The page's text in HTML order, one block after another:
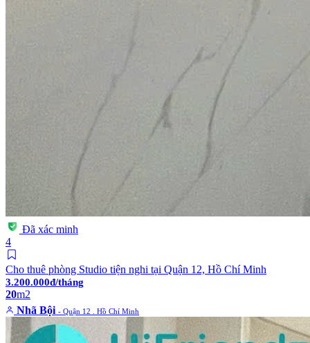
Đã xác minh
4
Cho thuê phòng Studio tiện nghi tại Quận 12, Hồ Chí Minh
3.200.000đ/tháng
20m2
Nhã Bội - Quận 12 . Hồ Chí Minh